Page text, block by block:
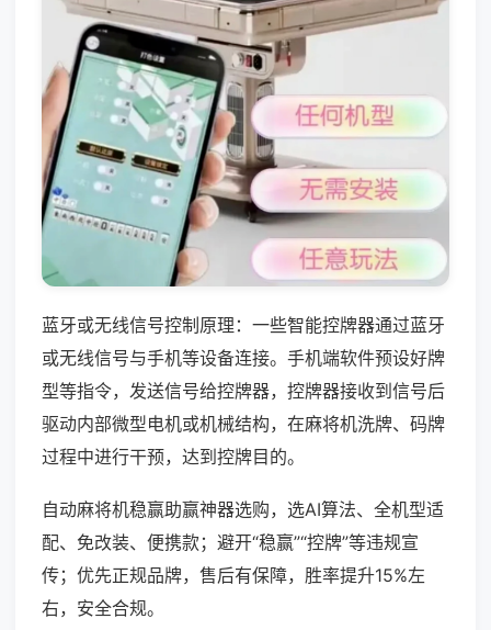
蓝牙或无线信号控制原理：一些智能控牌器通过蓝牙
或无线信号与手机等设备连接。手机端软件预设好牌
型等指令，发送信号给控牌器，控牌器接收到信号后
驱动内部微型电机或机械结构，在麻将机洗牌、码牌
过程中进行干预，达到控牌目的。
自动麻将机稳赢助赢神器选购，选AI算法、全机型适
配、免改装、便携款；避开“稳赢”“控牌”等违规宣
传；优先正规品牌，售后有保障，胜率提升15%左
右，安全合规。